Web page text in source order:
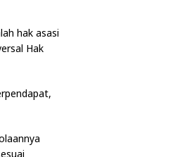
hak asasi
Hak